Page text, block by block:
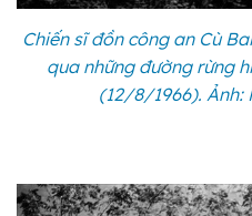
Chiến sĩ đồn công an Cù
qua những đường rừng
(12/8/1966). Ảnh: